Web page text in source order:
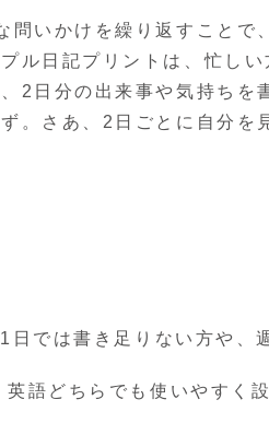
問いかけを繰り返すこと
ル日記プリントは、忙し
2日分の出来事や気持ちを
。さあ、2日ごとに自分を
1日では書き足りない方や、
英語どちらでも使いやすく設